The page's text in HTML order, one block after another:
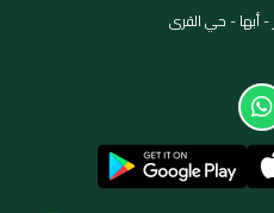
أبها - حي القرى